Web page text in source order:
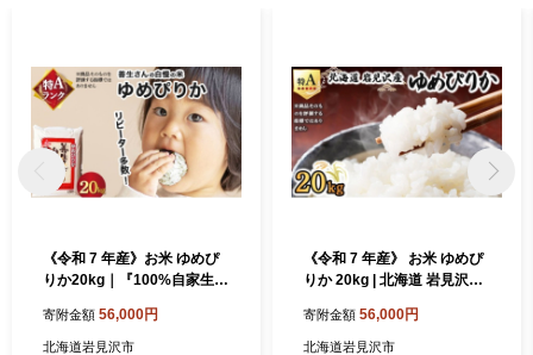
程度 銀行振込 ：入金当日から翌営業日に確認 （３）ご寄附
にあたって 一度、納入いただいたご寄附については、返金す
ることはできませんので、返礼品を選択する際は、品質や規格、
数量、お届け時期などを十分ご確認いただきますよう、お願いい
たします。
《令和 7 年産》お米 ゆめぴ
りか20kg｜『100%自家生産
※一括発送 北海道 岩見沢市
【06129】
寄附金額 56,000円
北海道岩見沢市
《令和 7 年産》 お米 ゆめぴ
りか 20kg | 北海道 岩見沢産
見沢市 山下商店
寄附金額 56,000円
北海道岩見沢市